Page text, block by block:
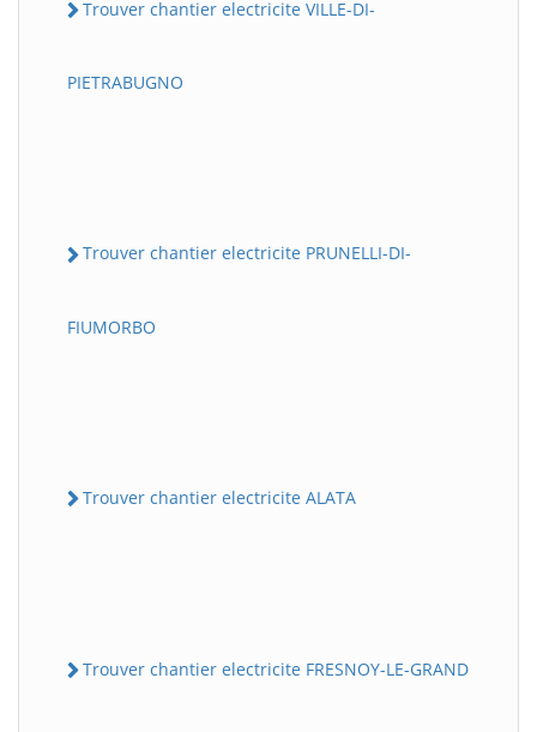
Trouver chantier electricite VILLE-DI-
PIETRABUGNO
Trouver chantier electricite PRUNELLI-DI-
FIUMORBO
Trouver chantier electricite ALATA
Trouver chantier electricite FRESNOY-LE-GRAND